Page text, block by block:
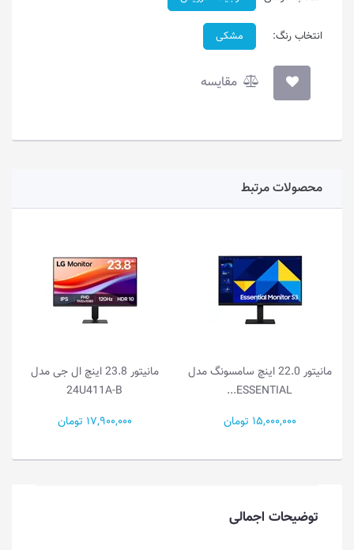
انتخاب رنگ: مشکی
مقایسه
محصولات مرتبط
مانیتور 22.0 اینچ سامسونگ مدل
ESSENTIAL...
15,000,000 تومان
مانیتور 23.8 اینچ ال جی مدل
24U411A-B
17,900,000 تومان
توضیحات اجمالی